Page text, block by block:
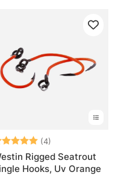
(4)
Rigged Seatrout
Hooks, Uv Orange